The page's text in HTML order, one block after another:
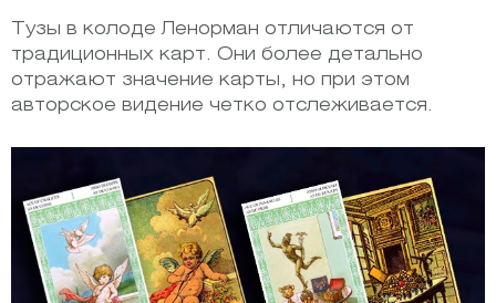
Тузы в колоде Ленорман отличаются от
традиционных карт. Они более детально
отражают значение карты, но при этом
авторское видение четко отслеживается.